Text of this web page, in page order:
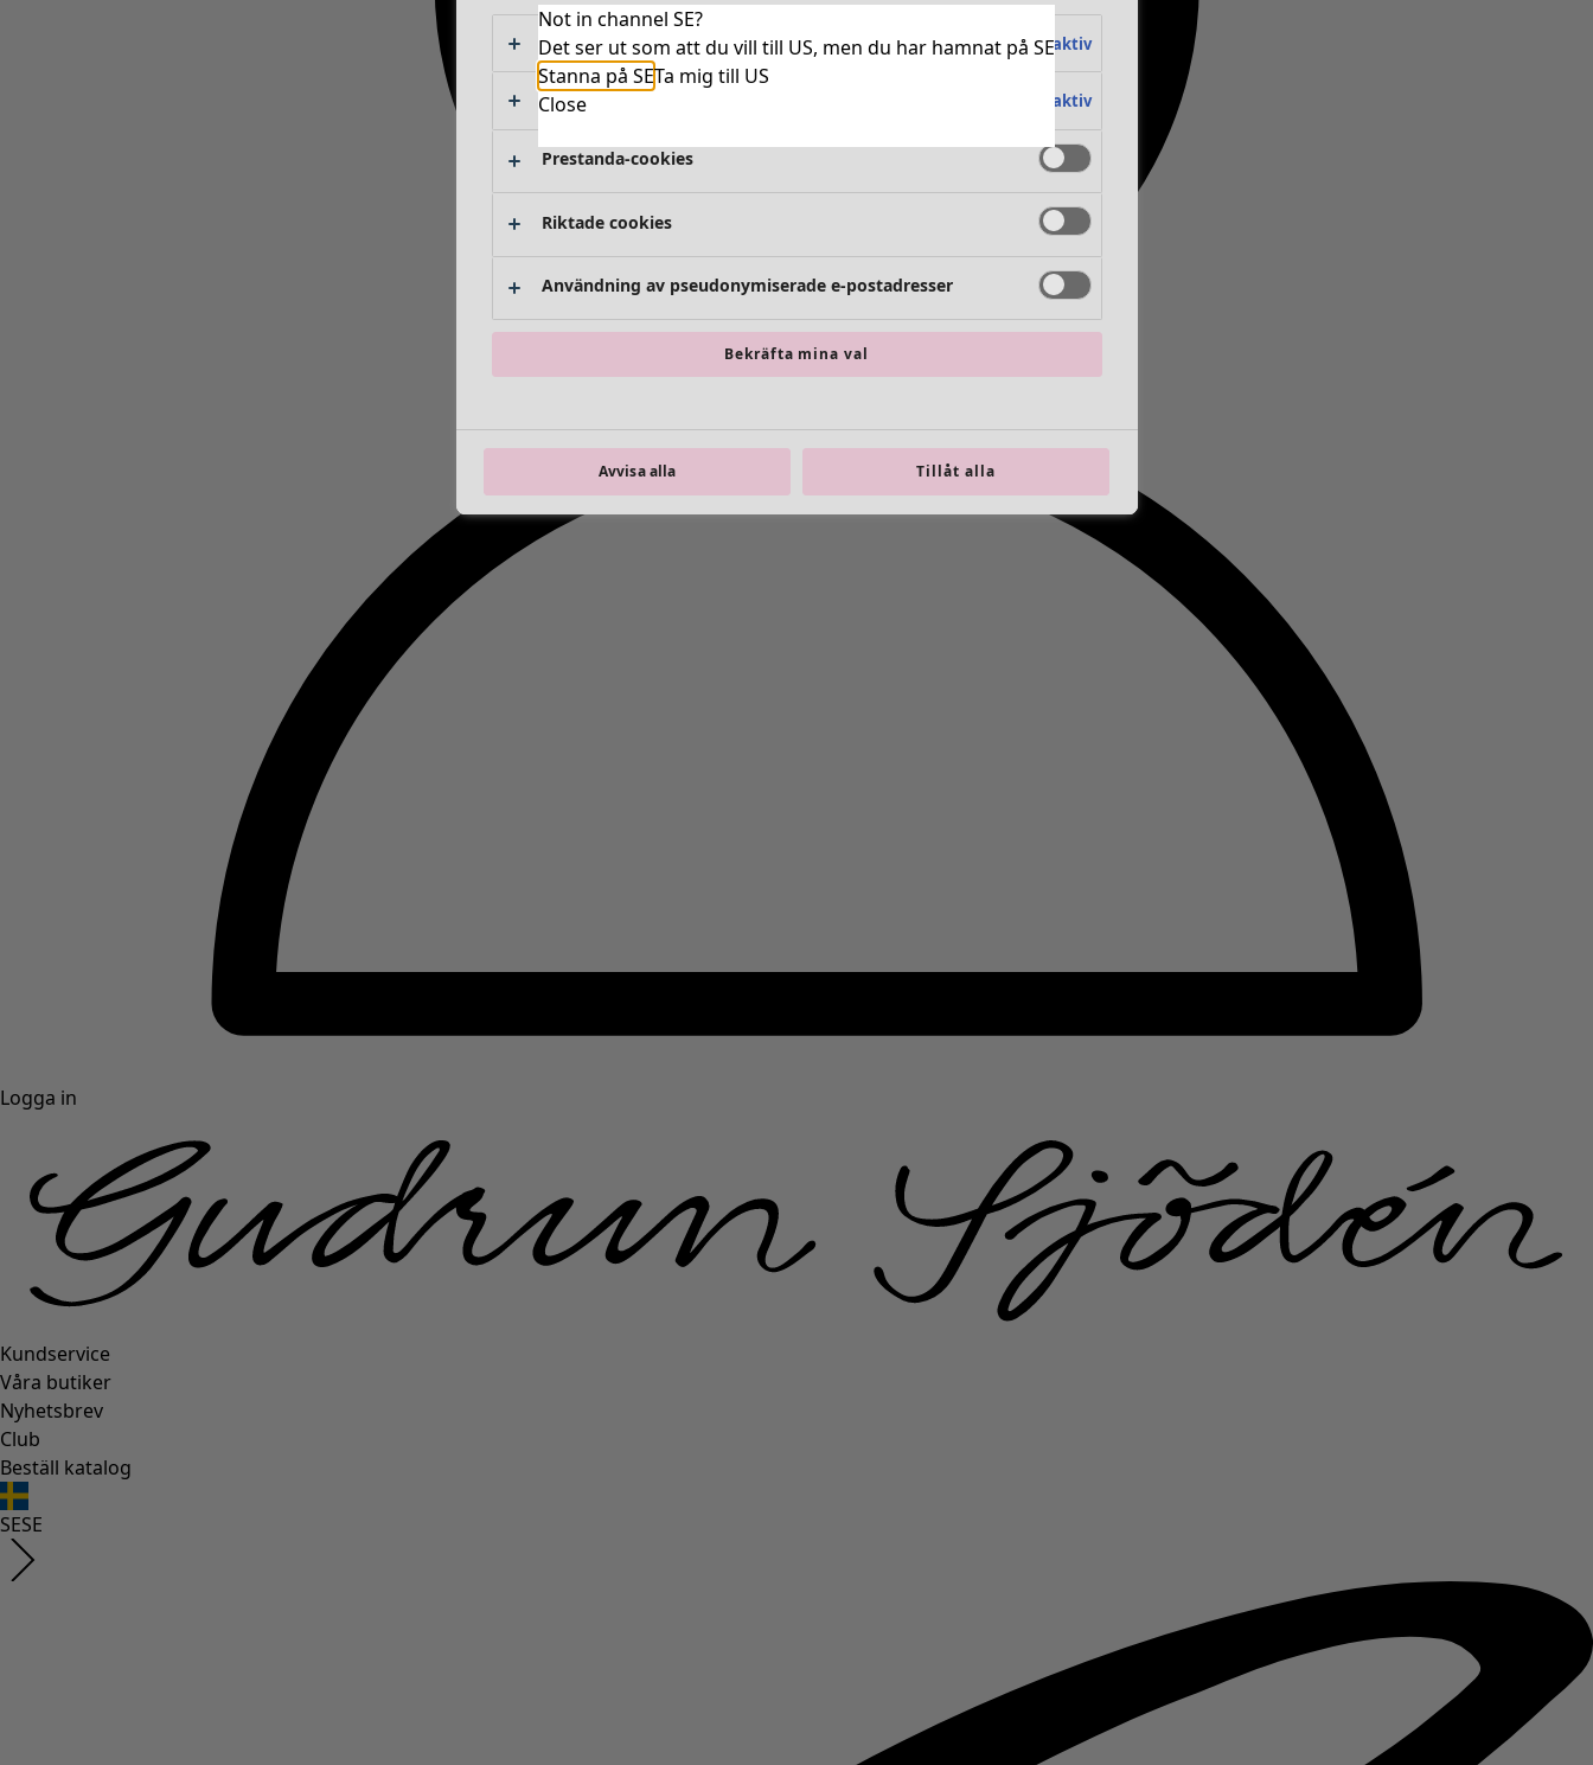
Logga in
Kundservice
Våra butiker
Nyhetsbrev
Club
Beställ katalog
SESE
Not in channel SE?
Det ser ut som att du vill till US, men du har hamnat på SE
Stanna på SETa mig till US
Close
Absolut nödvändiga cookies Alltid aktiv
Funktionella cookies Alltid aktiv
Prestanda-cookies
Riktade cookies
Användning av pseudonymiserade e-postadresser
Bekräfta mina val
Avvisa alla Tillåt alla